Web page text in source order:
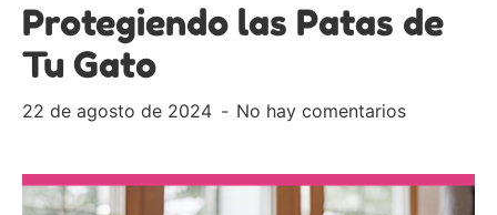
Protegiendo las Patas de
Tu Gato
22 de agosto de 2024 No hay comentarios